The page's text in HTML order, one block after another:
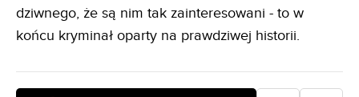
dziwnego, że są nim tak zainteresowani - to w
końcu kryminał oparty na prawdziwej historii.